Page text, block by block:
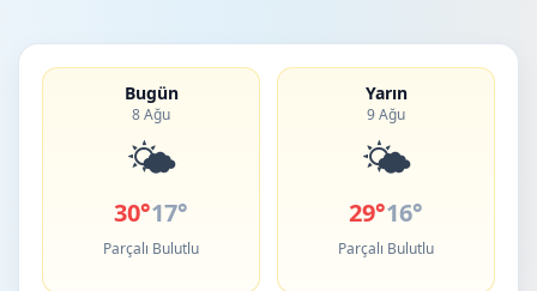
Bugün
8 Ağu
🌤️
30°17°
Parçalı Bulutlu
Yarın
9 Ağu
🌤️
29°16°
Parçalı Bulutlu